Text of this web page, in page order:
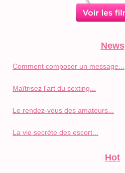
News
Comment composer un message...
Maîtrisez l'art du sexting...
Le rendez-vous des amateurs...
La vie secrète des escort...
Hot